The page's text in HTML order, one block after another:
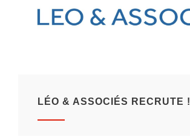
LÉO & ASSOCIÉS RECRUTE !